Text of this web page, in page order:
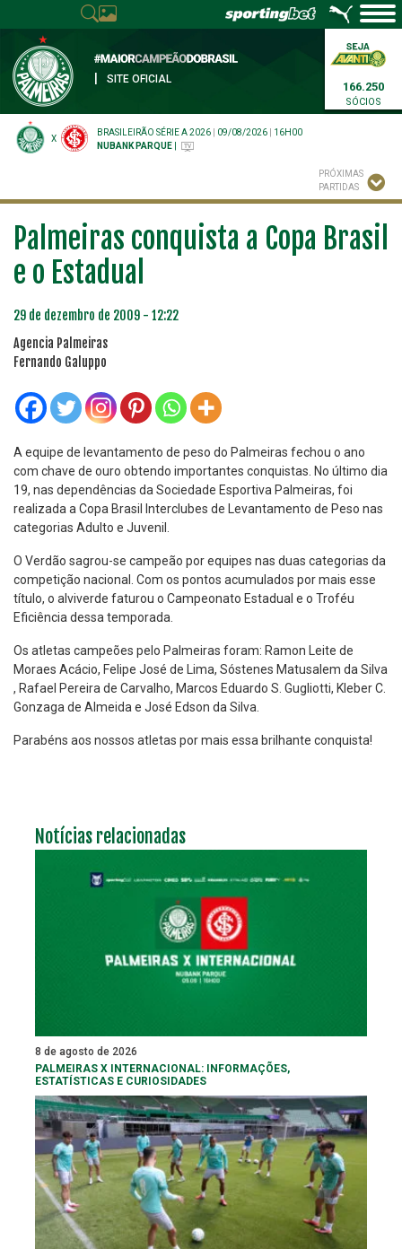
SITE OFICIAL
166.250
SÓCIOS
X
BRASILEIRÃO SÉRIE A 2026 09/08/2026
16H00
NUBANK PARQUE
PRÓXIMAS
PARTIDAS
Palmeiras conquista a Copa Brasil
e o Estadual
29 de dezembro de 2009 - 12:22
Agencia Palmeiras
Fernando Galuppo
A equipe de levantamento de peso do Palmeiras fechou o ano
com chave de ouro obtendo importantes conquistas. No último dia
19, nas dependências da Sociedade Esportiva Palmeiras, foi
realizada a Copa Brasil Interclubes de Levantamento de Peso nas
categorias Adulto e Juvenil.
O Verdão sagrou-se campeão por equipes nas duas categorias da
competição nacional. Com os pontos acumulados por mais esse
título, o alviverde faturou o Campeonato Estadual e o Troféu
Eficiência dessa temporada.
Os atletas campeões pelo Palmeiras foram: Ramon Leite de
Moraes Acácio, Felipe José de Lima, Sóstenes Matusalem da Silva
, Rafael Pereira de Carvalho, Marcos Eduardo S. Gugliotti, Kleber C.
Gonzaga de Almeida e José Edson da Silva.
Parabéns aos nossos atletas por mais essa brilhante conquista!
Notícias relacionadas
8 de agosto de 2026
PALMEIRAS X INTERNACIONAL: INFORMAÇÕES,
ESTATÍSTICAS E CURIOSIDADES